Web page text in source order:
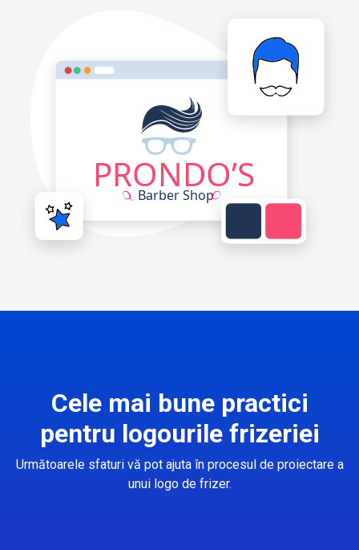
Cele mai bune practici
pentru logourile frizeriei
Următoarele sfaturi vă pot ajuta în procesul de proiectare a
unui logo de frizer.